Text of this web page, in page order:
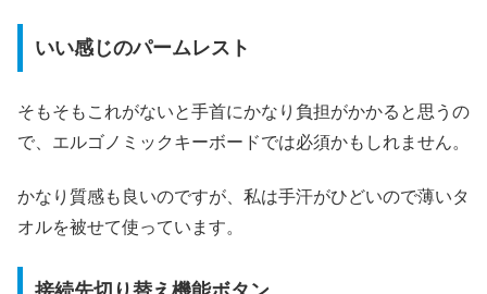
いい感じのパームレスト
そもそもこれがないと手首にかなり負担がかかると思うの
で、エルゴノミックキーボードでは必須かもしれません。
かなり質感も良いのですが、私は手汗がひどいので薄いタ
オルを被せて使っています。